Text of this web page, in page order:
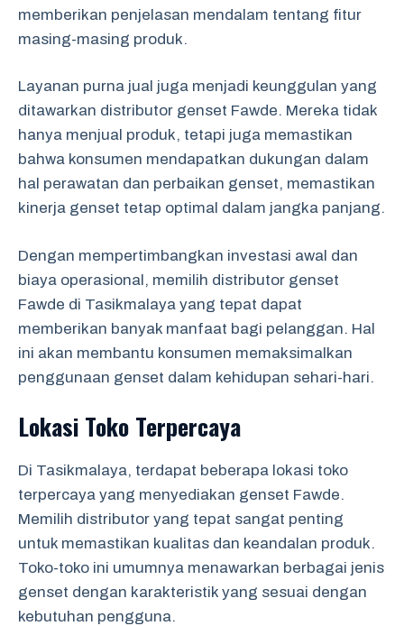
memberikan penjelasan mendalam tentang fitur
masing-masing produk.
Layanan purna jual juga menjadi keunggulan yang
ditawarkan distributor genset Fawde. Mereka tidak
hanya menjual produk, tetapi juga memastikan
bahwa konsumen mendapatkan dukungan dalam
hal perawatan dan perbaikan genset, memastikan
kinerja genset tetap optimal dalam jangka panjang.
Dengan mempertimbangkan investasi awal dan
biaya operasional, memilih distributor genset
Fawde di Tasikmalaya yang tepat dapat
memberikan banyak manfaat bagi pelanggan. Hal
ini akan membantu konsumen memaksimalkan
penggunaan genset dalam kehidupan sehari-hari.
Lokasi Toko Terpercaya
Di Tasikmalaya, terdapat beberapa lokasi toko
terpercaya yang menyediakan genset Fawde.
Memilih distributor yang tepat sangat penting
untuk memastikan kualitas dan keandalan produk.
Toko-toko ini umumnya menawarkan berbagai jenis
genset dengan karakteristik yang sesuai dengan
kebutuhan pengguna.